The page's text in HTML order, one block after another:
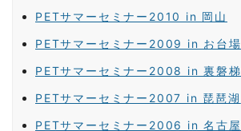
PETサマーセミナー2010 in 岡山
PETサマーセミナー2009 in お台場
PETサマーセミナー2008 in 裏磐梯
PETサマーセミナー2007 in 琵琶湖
PETサマーセミナー2006 in 名古屋